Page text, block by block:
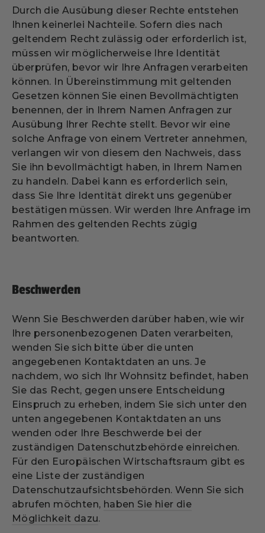
Durch die Ausübung dieser Rechte entstehen
Ihnen keinerlei Nachteile. Sofern dies nach
geltendem Recht zulässig oder erforderlich ist,
müssen wir möglicherweise Ihre Identität
überprüfen, bevor wir Ihre Anfragen verarbeiten
können. In Übereinstimmung mit geltenden
Gesetzen können Sie einen Bevollmächtigten
benennen, der in Ihrem Namen Anfragen zur
Ausübung Ihrer Rechte stellt. Bevor wir eine
solche Anfrage von einem Vertreter annehmen,
verlangen wir von diesem den Nachweis, dass
Sie ihn bevollmächtigt haben, in Ihrem Namen
zu handeln. Dabei kann es erforderlich sein,
dass Sie Ihre Identität direkt uns gegenüber
bestätigen müssen. Wir werden Ihre Anfrage im
Rahmen des geltenden Rechts zügig
beantworten.
Beschwerden
Wenn Sie Beschwerden darüber haben, wie wir
Ihre personenbezogenen Daten verarbeiten,
wenden Sie sich bitte über die unten
angegebenen Kontaktdaten an uns. Je
nachdem, wo sich Ihr Wohnsitz befindet, haben
Sie das Recht, gegen unsere Entscheidung
Einspruch zu erheben, indem Sie sich unter den
unten angegebenen Kontaktdaten an uns
wenden oder Ihre Beschwerde bei der
zuständigen Datenschutzbehörde einreichen.
Für den Europäischen Wirtschaftsraum gibt es
eine Liste der zuständigen
Datenschutzaufsichtsbehörden. Wenn Sie sich
abrufen möchten, haben Sie hier die
Möglichkeit dazu.